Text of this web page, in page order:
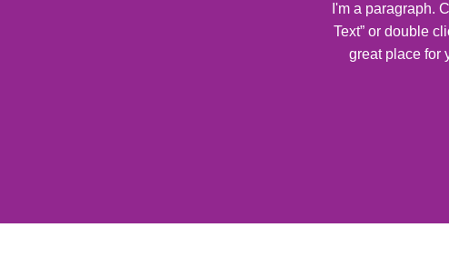
I'm a paragraph.
Text” or double
great place for